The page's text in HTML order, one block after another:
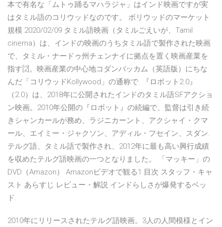
本で有名な「ムトゥ踊るマハラジャ」はインド映画ですが実
はタミル語のコリウッドなのです。 ボリウッドのマーケット
規模 2020/02/09 タミル語映画（タミルごえいが、Tamil
cinema）は、インドの映画のうちタミル語で製作された映画
で、タミル・ナードゥ州チェンナイに拠点を置く映画産業を
指す[2]。映画産業の中心地コダンバッカム（英語版）にちな
んだ「コリウッドKollywood」の通称で. 『ロボット2.0』
（2.0）は、2018年に公開されたインドのタミル語SFアクショ
ン映画。2010年公開の『ロボット』の続編で、監督は引き続
きシャンカールが務め、ラジニカーント、アクシャイ・クマ
ール、エイミー・ジャクソン、アディル・フセイン、スダン.
テルグ語、タミル語で製作され、2012年に最も高い興行成績
を収めたテルグ語映画の一つとなりました。 「マッキー」の
DVD（Amazon） Amazonビデオで観る1 目次 スタッフ・キャ
スト あらすじ レビュー・解説 インドらしさが爆発するベッ
ド.
2010年にリリースされたテルグ語映画。3人の人間模様とイン